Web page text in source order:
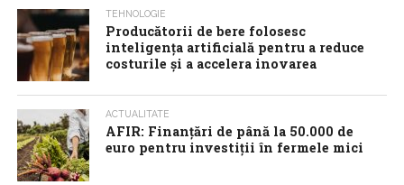
TEHNOLOGIE
Producătorii de bere folosesc
inteligența artificială pentru a reduce
costurile și a accelera inovarea
ACTUALITATE
AFIR: Finanțări de până la 50.000 de
euro pentru investiții în fermele mici